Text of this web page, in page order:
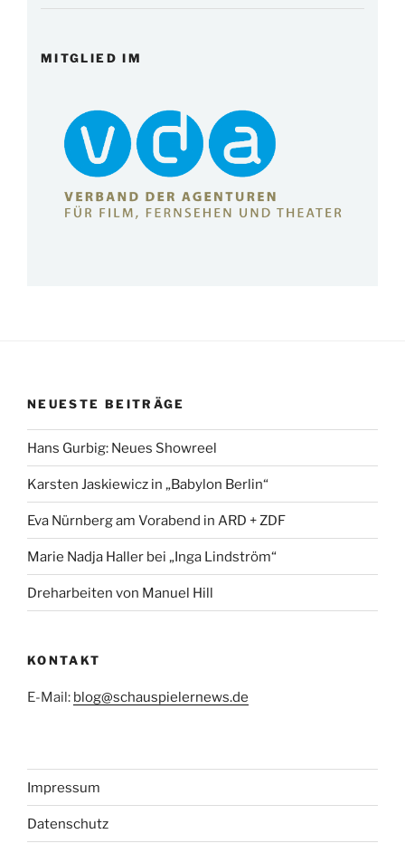
MITGLIED IM
NEUESTE BEITRÄGE
Hans Gurbig: Neues Showreel
Karsten Jaskiewicz in „Babylon Berlin“
Eva Nürnberg am Vorabend in ARD + ZDF
Marie Nadja Haller bei „Inga Lindström“
Dreharbeiten von Manuel Hill
KONTAKT
E-Mail: blog@schauspielernews.de
Impressum
Datenschutz